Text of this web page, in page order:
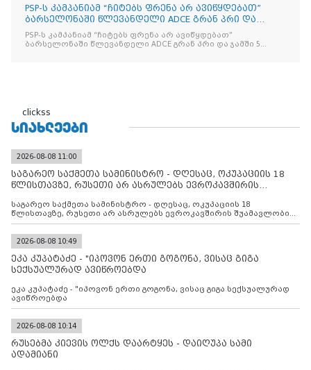
PSP-ს კამპანიამ “ჩიტებს ფრენა არ ავიწყდებათ”
ბარსელონაში წლევანდელი ADCE გრან პრი და
ჯამში 5 ჯილდო მ
PSP-ს კამპანიამ “ჩიტებს ფრენა არ ავიწყდებათ”
ბარსელონაში წლევანდელი ADCE გრან პრი და ჯამში 5
clickss
ᲡᲘᲐᲮᲚᲔᲔᲑᲘ
2026-08-08 11:00
საგარეო საქმეთა სამინისტრო - დღესაც, ოკუპაციის 18
წლისთავზე, რუსეთი არ ასრულებს ევროკავშირის
საგარეო საქმეთა სამინისტრო - დღესაც, ოკუპაციის 18
წლისთავზე, რუსეთი არ ასრულებს ევროკავშირის შუამავლობით
დადებულ 2008 წლის 12 აგვისტოს ცეცხლის შეწყვეტის
კონტროლს ოკუპირებულ რეგიონებში, აგრძელებს მათი
მილიტარიზაციის პროცესს და აქტიურად დგამს ნაბიჯებს მათი
ფაქტობრივი ანექსიისკენ
2026-08-08 10:49
ეკა კუპატაძე - "იპოვონ ერთი გოგონა, ვისაც გიგა
სექსუალურად ავიწროებდა
ეკა კუპატაძე - "იპოვონ ერთი გოგონა, ვისაც გიგა სექსუალურად
ავიწროებდა
2026-08-08 10:14
რუსებმა კიევის ოლქს დაარტყეს - დაიღუპა სამი
ადამიანი